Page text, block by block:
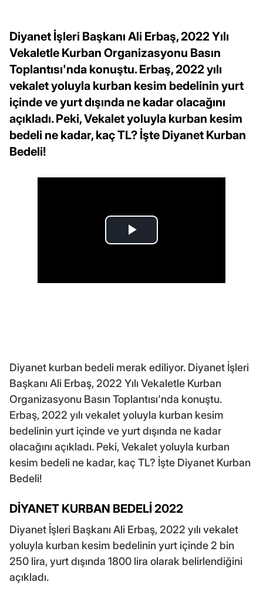
Diyanet İşleri Başkanı Ali Erbaş, 2022 Yılı
Vekaletle Kurban Organizasyonu Basın
Toplantısı'nda konuştu. Erbaş, 2022 yılı
vekalet yoluyla kurban kesim bedelinin yurt
içinde ve yurt dışında ne kadar olacağını
açıkladı. Peki, Vekalet yoluyla kurban kesim
bedeli ne kadar, kaç TL? İşte Diyanet Kurban
Bedeli!
Diyanet kurban bedeli merak ediliyor. Diyanet İşleri
Başkanı Ali Erbaş, 2022 Yılı Vekaletle Kurban
Organizasyonu Basın Toplantısı'nda konuştu.
Erbaş, 2022 yılı vekalet yoluyla kurban kesim
bedelinin yurt içinde ve yurt dışında ne kadar
olacağını açıkladı. Peki, Vekalet yoluyla kurban
kesim bedeli ne kadar, kaç TL? İşte Diyanet Kurban
Bedeli!
DİYANET KURBAN BEDELİ 2022
Diyanet İşleri Başkanı Ali Erbaş, 2022 yılı vekalet
yoluyla kurban kesim bedelinin yurt içinde 2 bin
250 lira, yurt dışında 1800 lira olarak belirlendiğini
açıkladı.